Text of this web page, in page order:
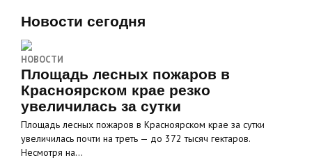
Новости сегодня
НОВОСТИ
Площадь лесных пожаров в
Красноярском крае резко
увеличилась за сутки
Площадь лесных пожаров в Красноярском крае за сутки
увеличилась почти на треть — до 372 тысяч гектаров.
Несмотря на…